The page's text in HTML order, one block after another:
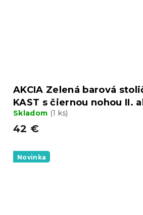
AKCIA Zelená barová
KAST s čiernou nohou II.
Skladom (1 ks)
42 €
Novinka